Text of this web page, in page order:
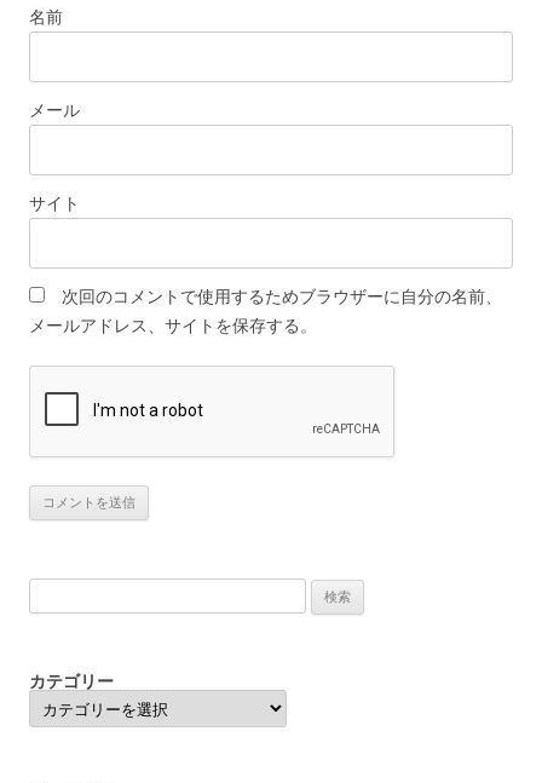
名前
メール
サイト
次回のコメントで使用するためブラウザーに自分の名前、
メールアドレス、サイトを保存する。
カテゴリー
カ
テ
ゴ